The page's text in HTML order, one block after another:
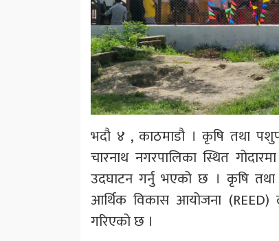
भदौ ४ , काठमाडौ । कृषि तथा
चारनाथ नगरपालिका स्थित
उदघाटन गर्नु भएको छ । कृषि तथा
आर्थिक विकास आयोजना (REED)
गरिएको छ ।